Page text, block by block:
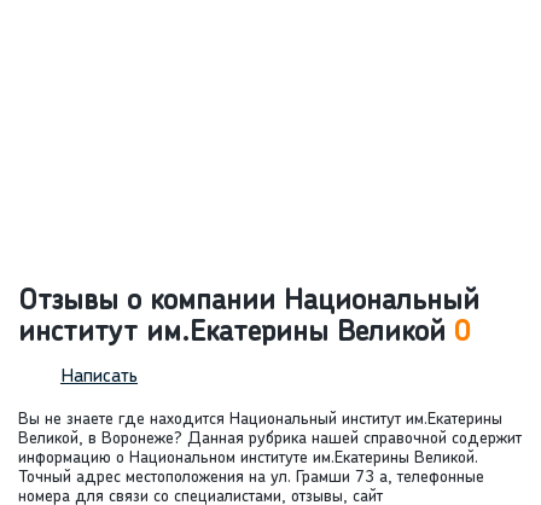
Отзывы о компании Национальный
институт им.Екатерины Великой 0
Написать
Вы не знаете где находится Национальный институт им.Екатерины
Великой, в Воронеже? Данная рубрика нашей справочной содержит
информацию о Национальном институте им.Екатерины Великой.
Точный адрес местоположения на ул. Грамши 73 а, телефонные
номера для связи со специалистами, отзывы, сайт